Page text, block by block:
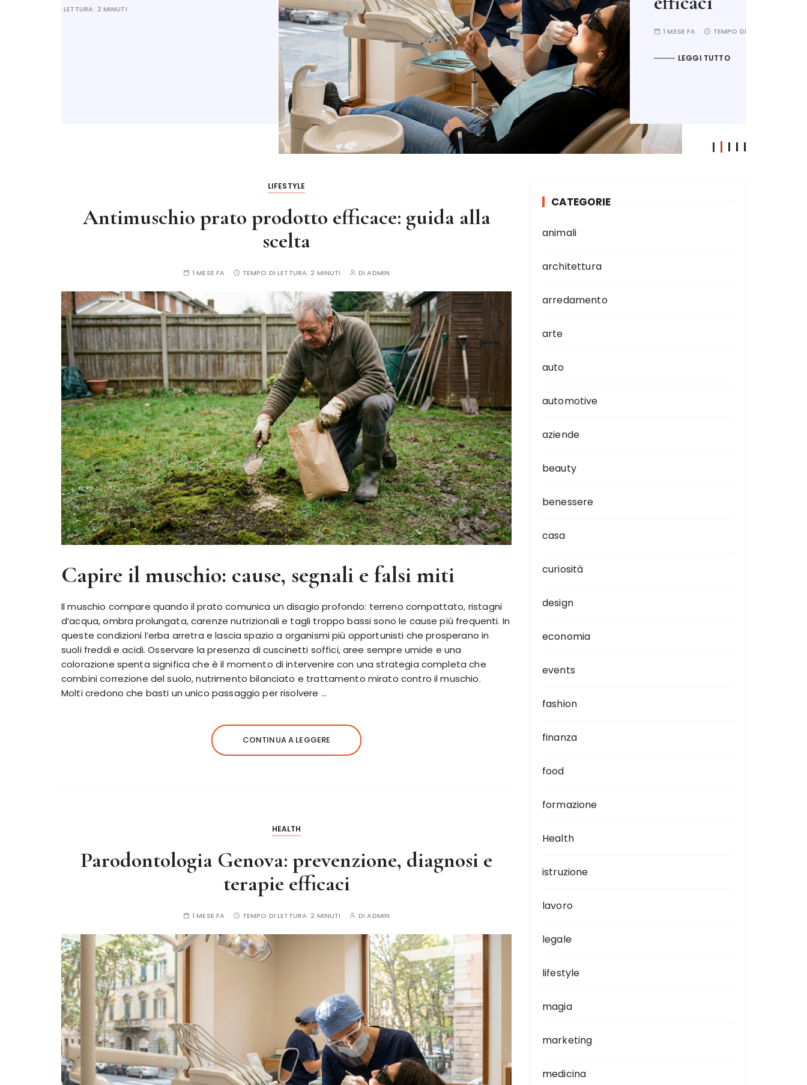
1 MESE FA TEMPO DI LETTURA:2 MINUTI
LEGGI TUTTO
LIFESTYLE
Antimuschio prato prodotto efficace: guida alla
scelta
1 MESE FA TEMPO DI LETTURA:2 MINUTI DIADMIN
Capire il muschio: cause, segnali e falsi miti
Il muschio compare quando il prato comunica un disagio profondo: terreno compattato, ristagni
d’acqua, ombra prolungata, carenze nutrizionali e tagli troppo bassi sono le cause più frequenti. In
queste condizioni l’erba arretra e lascia spazio a organismi più opportunisti che prosperano in
suoli freddi e acidi. Osservare la presenza di cuscinetti soffici, aree sempre umide e una
colorazione spenta significa che è il momento di intervenire con una strategia completa che
combini correzione del suolo, nutrimento bilanciato e trattamento mirato contro il muschio.
Molti credono che basti un unico passaggio per risolvere …
CONTINUA A LEGGERE
HEALTH
Parodontologia Genova: prevenzione, diagnosi e
terapie efficaci
1 MESE FA TEMPO DI LETTURA:2 MINUTI DIADMIN
CATEGORIE
animali
architettura
arredamento
arte
auto
automotive
aziende
beauty
benessere
casa
curiosità
design
economia
events
fashion
finanza
food
formazione
Health
istruzione
lavoro
legale
lifestyle
magia
marketing
medicina